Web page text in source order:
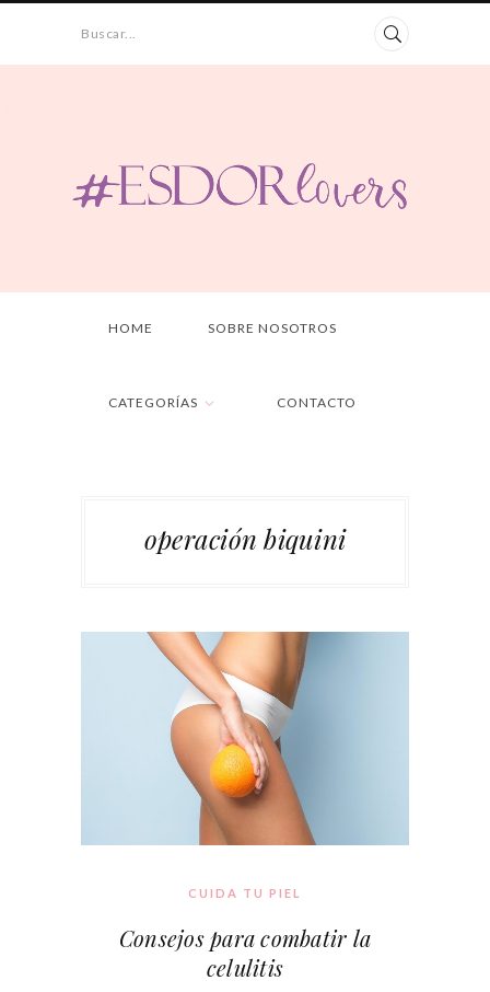
Buscar...
HOME SOBRE NOSOTROS
CATEGORÍAS CONTACTO
operación biquini
CUIDA TU PIEL
Consejos para combatir la
celulitis